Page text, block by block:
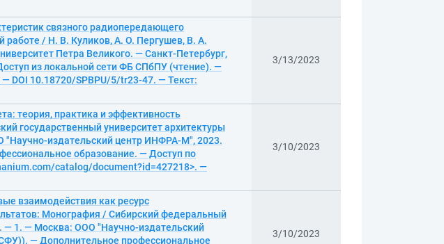
связного радиопередающего
работе / Н. В. Куликов, А. О. Пергушев, В. А.
Петра Великого. — Санкт-Петербург,
из локальной сети ФБ СПбПУ (чтение). —
10.18720/SPBPU/5/tr23-47. — Текст:
3/13/2023
теория, практика и эффективность
государственный университет архитектуры
"Научно-издательский центр ИНФРА-М", 2023.
образование. — Доступ по
catalog/document?id=427218>. —
3/10/2023
взаимодействия как ресурс
Монография / Сибирский федеральный
— 1. — Москва: ООО "Научно-издательский
— Дополнительное профессиональное
3/10/2023